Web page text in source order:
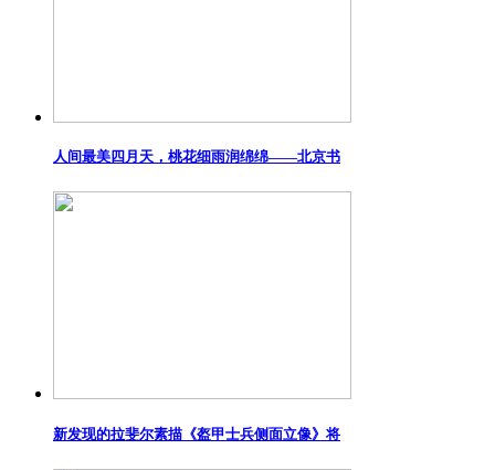
人间最美四月天，桃花细雨润绵绵——北京书
新发现的拉斐尔素描《盔甲士兵侧面立像》将